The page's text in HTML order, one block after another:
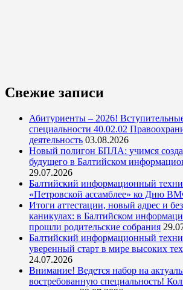
Свежие записи
Абитуриенты – 2026!
специальности 40.02.02
деятельность 03.08.2026
Новый полигон БПЛА: учимся
будущего в Балтийском
29.07.2026
Балтийский информационный
«Петровской ассамблее» ко Дню
Итоги аттестации, новый адрес и
каникулах: в Балтийском
прошли родительские собрания
Балтийский информационный
уверенный старт в мире высоких
24.07.2026
Внимание! Ведется набор на
востребованную специальность!